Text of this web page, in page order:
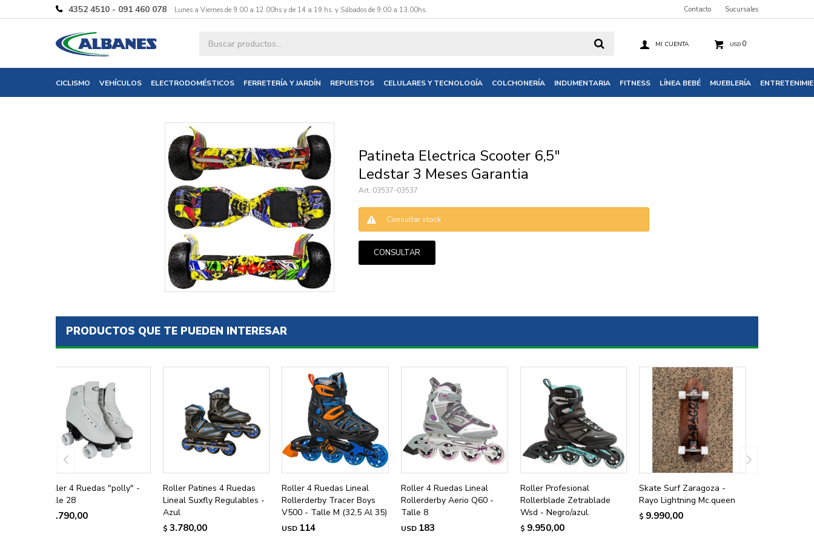
CICLISMO VEHÍCULOS ELECTRODOMÉSTICOS FERRETERÍA Y JARDÍN REPUESTOS CELULARES Y TECNOLOGÍA COLCHONERÍA INDUMENTARIA FITNESS LÍNEA BEBÉ MUEBLERÍA
USD 0
4352 4510 - 091 460 078 Lunes a Viernes de 9.00 a 12.00hs y de 14 a 19 hs. y Sábados de 9.00 a 13.00hs. Contacto Sucursales
Patineta Electrica Scooter 6,5"
Ledstar 3 Meses Garantia
03537-03537
Consultar stock
CONSULTAR
PRODUCTOS QUE TE PUEDEN INTERESAR
Roller 4 Ruedas "polly" -
Talle 28
2.790,00
Roller Patines 4 Ruedas
Lineal Suxfly Regulables -
Azul
$ 3.780,00
Roller 4 Ruedas Lineal
Rollerderby Tracer Boys
V500 - Talle M (32,5 Al 35)
USD 114
Roller 4 Ruedas Lineal
Rollerderby Aerio Q60 -
Talle 8
USD 183
Roller Profesional
Rollerblade Zetrablade
Wsd - Negro/azul.
$ 9.950,00
Skate Surf Zaragoza -
Rayo Lightning Mc.queen
$ 9.990,00
Ingresa tus datos y te informaremos cuando tengamos stock disponible.
Teléfono
Mensaje